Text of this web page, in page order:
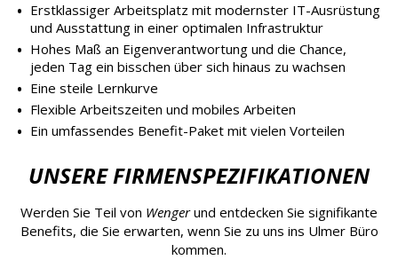
Erstklassiger Arbeitsplatz mit modernster IT-Ausrüstung
und Ausstattung in einer optimalen Infrastruktur
Hohes Maß an Eigenverantwortung und die Chance,
jeden Tag ein bisschen über sich hinaus zu wachsen
Eine steile Lernkurve
Flexible Arbeitszeiten und mobiles Arbeiten
Ein umfassendes Benefit-Paket mit vielen Vorteilen
UNSERE FIRMENSPEZIFIKATIONEN
Werden Sie Teil von Wengerund entdecken Sie signifikante
Benefits, die Sie erwarten, wenn Sie zu uns ins Ulmer Büro
kommen.